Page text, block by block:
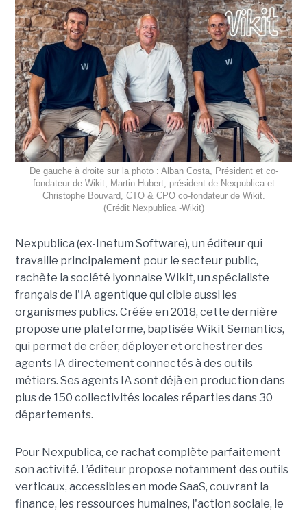
De gauche à droite sur la photo : Alban Costa, Président et co-
fondateur de Wikit, Martin Hubert, président de Nexpublica et
Christophe Bouvard, CTO & CPO co-fondateur de Wikit.
(Crédit Nexpublica -Wikit)
Nexpublica (ex-Inetum Software), un éditeur qui
travaille principalement pour le secteur public,
rachète la société lyonnaise Wikit, un spécialiste
français de l'IA agentique qui cible aussi les
organismes publics. Créée en 2018, cette dernière
propose une plateforme, baptisée Wikit Semantics,
qui permet de créer, déployer et orchestrer des
agents IA directement connectés à des outils
métiers. Ses agents IA sont déjà en production dans
plus de 150 collectivités locales réparties dans 30
départements.
Pour Nexpublica, ce rachat complète parfaitement
son activité. L’éditeur propose notamment des outils
verticaux, accessibles en mode SaaS, couvrant la
finance, les ressources humaines, l'action sociale, le